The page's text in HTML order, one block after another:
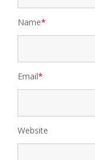
Name*
Email*
Website